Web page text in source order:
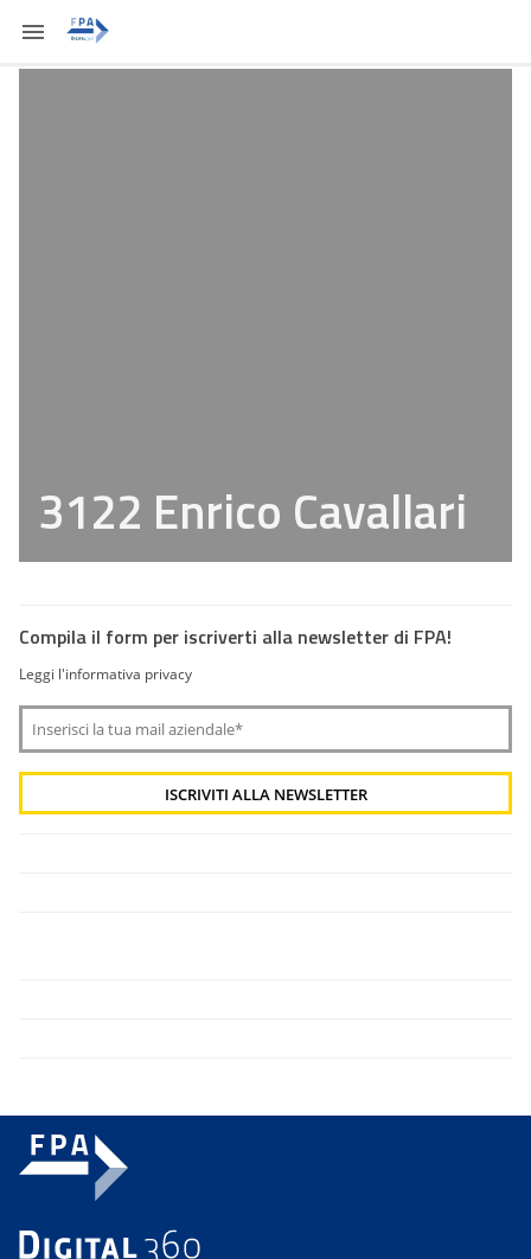
3122 Enrico Cavallari
Compila il form per iscriverti alla newsletter di FPA!
Leggi l'informativa privacy